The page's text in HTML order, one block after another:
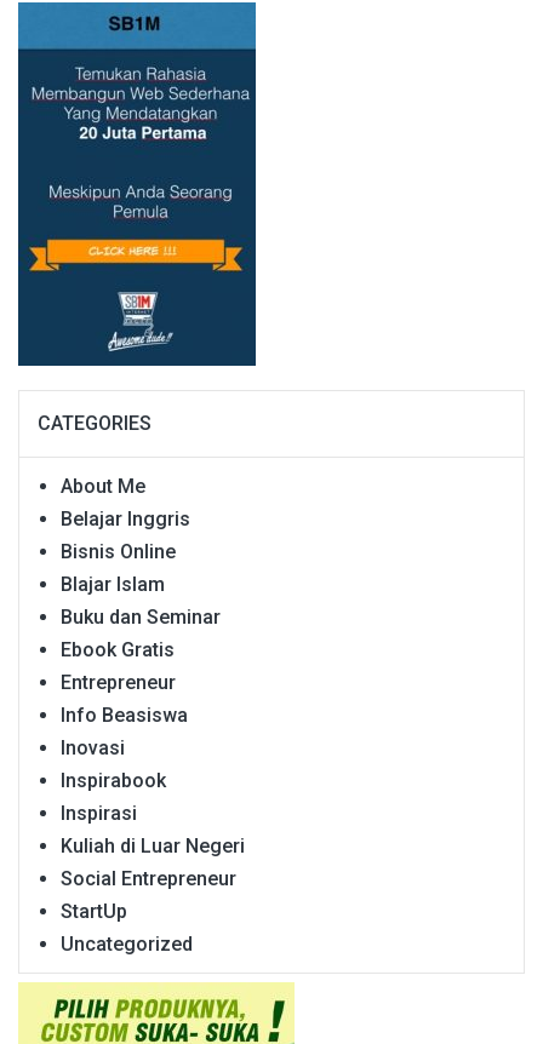
CATEGORIES
About Me
Belajar Inggris
Bisnis Online
Blajar Islam
Buku dan Seminar
Ebook Gratis
Entrepreneur
Info Beasiswa
Inovasi
Inspirabook
Inspirasi
Kuliah di Luar Negeri
Social Entrepreneur
StartUp
Uncategorized